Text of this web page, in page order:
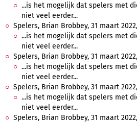
...is het mogelijk dat spelers met
niet veel eerder...
Spelers, Brian Brobbey, 31 maart 2022,
...is het mogelijk dat spelers met
niet veel eerder...
Spelers, Brian Brobbey, 31 maart 2022,
...is het mogelijk dat spelers met
niet veel eerder...
Spelers, Brian Brobbey, 31 maart
...is het mogelijk dat spelers met
niet veel eerder...
Spelers, Brian Brobbey, 31 maart